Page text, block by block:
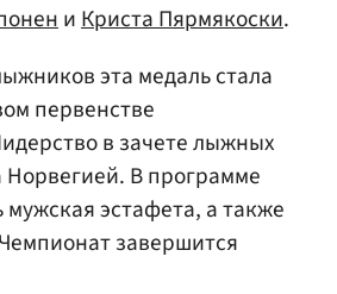
иКриста Пярмякоски.
эта медаль стала
первенстве
в зачете лыжных
Норвегией. В программе
мужская эстафета, а также
завершится